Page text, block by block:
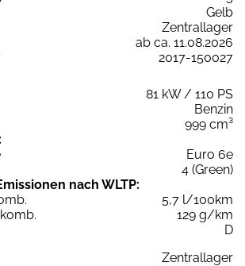
Gelb
Zentrallager
ab ca. 11.08.2026
2017-150027
81 kW / 110 PS
Benzin
999 cm³
Euro 6e
4 (Green)
nach WLTP:
5,7 l/100km
129 g/km
D
Zentrallager